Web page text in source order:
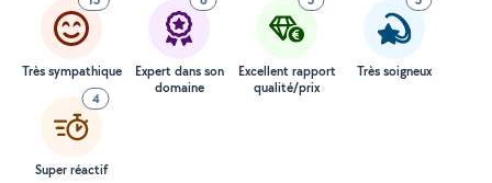
Très sympathique
Expert dans son
domaine
Excellent rapport
qualité/prix
Très soigneux
4
Super réactif